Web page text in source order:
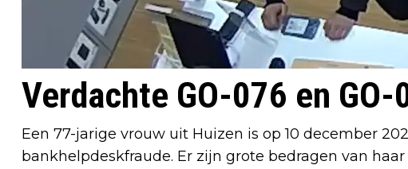
Verdachte GO-076 en GO-
Een 77-jarige vrouw uit Huizen is op 10 december
bankhelpdeskfraude. Er zijn grote bedragen van